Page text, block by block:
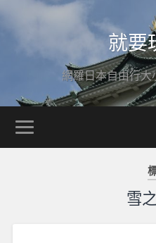
就要
網羅日本自由行
雪